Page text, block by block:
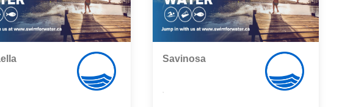
Savinosa